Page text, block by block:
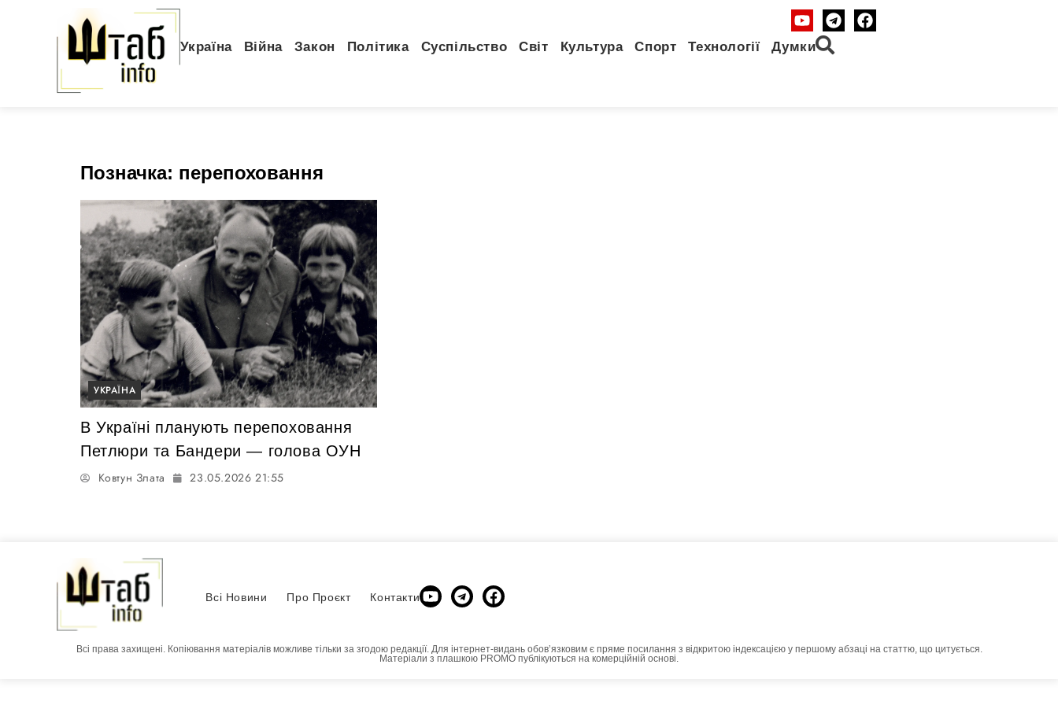
Україна Війна Закон Політика Суспільство Світ Культура Спорт Технології Думки
Позначка: перепоховання
УКРАЇНА
В Україні планують перепоховання
Петлюри та Бандери — голова ОУН
Ковтун Злата 23.05.2026 21:55
Всі Новини Про Проєкт Контакти
Всі права захищені. Копіювання матеріалів можливе тільки за згодою редакції. Для інтернет-видань обовʼязковим є пряме посилання з відкритою індексацією у першому абзаці на статтю, що цитується.
Матеріали з плашкою PROMO публікуються на комерційній основі.